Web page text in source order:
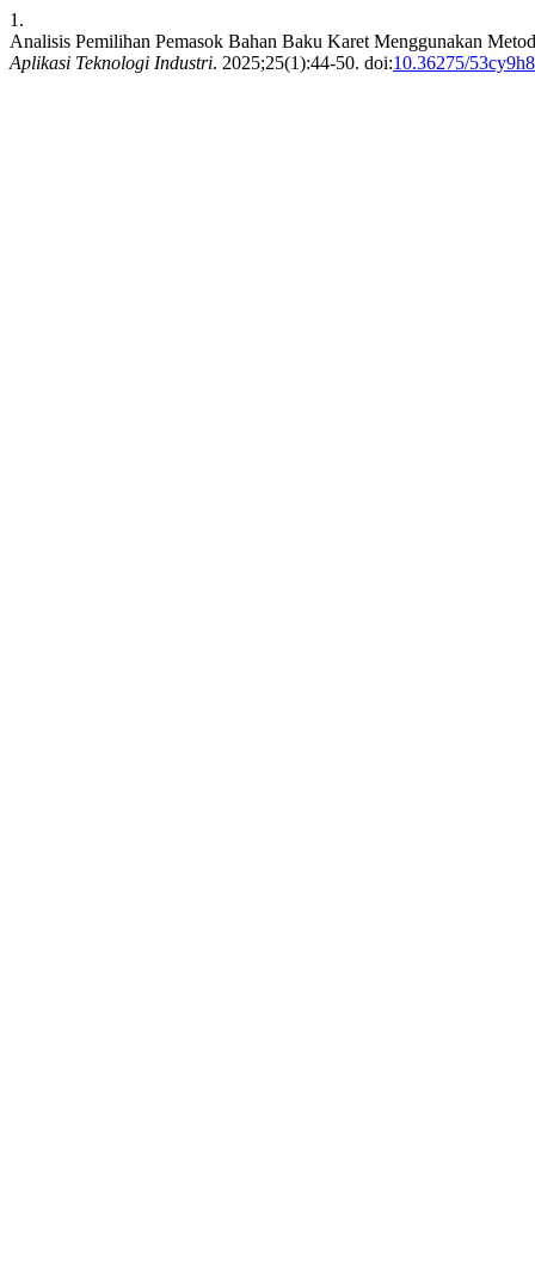
1.
Analisis Pemilihan Pemasok Bahan Baku Karet Menggunakan
Aplikasi Teknologi Industri. 2025;25(1):44-50. doi:10.36275/